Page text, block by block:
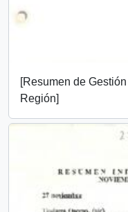
[Resumen de
Región]